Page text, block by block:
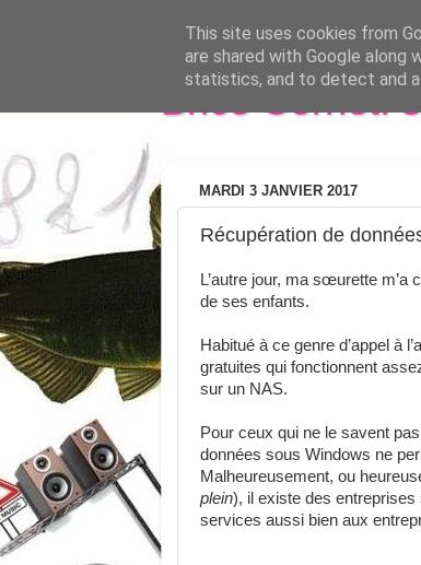
Brice Cornet:
MARDI 3 JANVIER 2017
Récupération de
L’autre jour, ma sœurette
de ses enfants.
Habitué à ce genre d’appel à
gratuites qui fonctionnent
sur un NAS.
Pour ceux qui ne le savent
données sous Windows ne
Malheureusement, ou
plein), il existe des
services aussi bien aux
This site uses cookies from
are shared with Google along
statistics, and to detect and